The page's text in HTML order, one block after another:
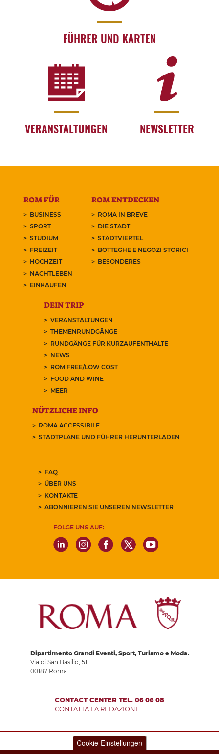
FÜHRER UND KARTEN
VERANSTALTUNGEN NEWSLETTER
ROM FÜR
BUSINESS
SPORT
STUDIUM
FREIZEIT
HOCHZEIT
NACHTLEBEN
EINKAUFEN
ROM ENTDECKEN
ROMA IN BREVE
DIE STADT
STADTVIERTEL
BOTTEGHE E NEGOZI STORICI
BESONDERES
DEIN TRIP
VERANSTALTUNGEN
THEMENRUNDGÄNGE
RUNDGÄNGE FÜR KURZAUFENTHALTE
NEWS
ROM FREE/LOW COST
FOOD AND WINE
MEER
NÜTZLICHE INFO
ROMA ACCESSIBILE
STADTPLÄNE UND FÜHRER HERUNTERLADEN
FAQ
ÜBER UNS
KONTAKTE
ABONNIEREN SIE UNSEREN NEWSLETTER
FOLGE UNS AUF:
Dipartimento Grandi Eventi, Sport, Turismo e Moda.
Via di San Basilio, 51
00187 Roma
CONTACT CENTER TEL. 06 06 08
CONTATTA LA REDAZIONE
PRIVACY
Cookie-Einstellungen